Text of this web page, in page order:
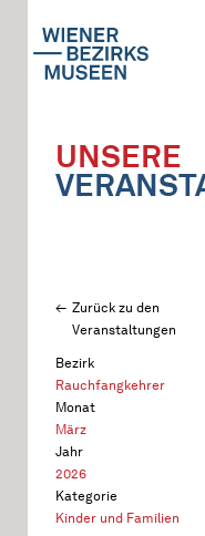
UNSERE
Zurück zu den
Veranstaltungen
Bezirk
Rauchfangkehrer
Monat
März
Jahr
2026
Kategorie
Kinder und Familien